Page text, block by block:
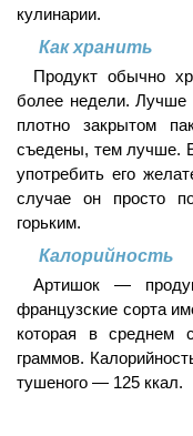
кулинарии.
Как хранить
Продукт обычно
более недели. Лучше
плотно закрытом
съедены, тем лучше.
употребить его
случае он просто
горьким.
Калорийность
Артишок —
французские сорта
которая в среднем
граммов.
тушеного — 125 ккал.